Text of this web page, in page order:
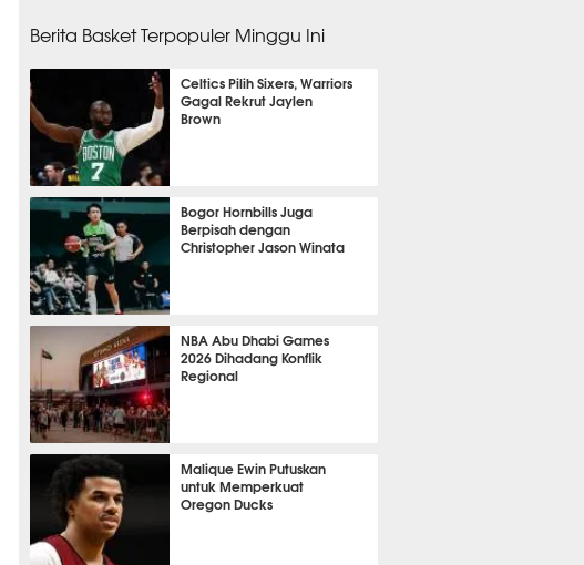
Berita Basket Terpopuler Minggu Ini
Celtics Pilih Sixers, Warriors
Gagal Rekrut Jaylen
Brown
BASKET
Bogor Hornbills Juga
Berpisah dengan
Christopher Jason Winata
BASKET
NBA Abu Dhabi Games
2026 Dihadang Konflik
Regional
BASKET
Malique Ewin Putuskan
untuk Memperkuat
Oregon Ducks